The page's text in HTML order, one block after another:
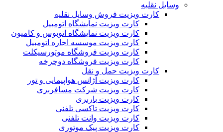
وسایل نقلیه
کارت ویزیت فروش وسایل نقلیه
کارت ویزیت نمایشگاه اتومبیل
کارت ویزیت نمایشگاه اتوبوس و کامیون
کارت ویزیت موسسه اجاره اتومبیل
کارت ویزیت فروشگاه موتورسیکلت
کارت ویزیت فروشگاه دوچرخه
کارت ویزیت حمل و نقل
کارت ویزیت آژانس هواپیمایی و تور
کارت ویزیت شرکت مسافربری
کارت ویزیت باربری
کارت ویزیت تاکسی تلفنی
کارت ویزیت وانت تلفنی
کارت ویزیت پیک موتوری